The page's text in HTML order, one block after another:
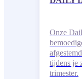
Onze
tijdens je
trimester.